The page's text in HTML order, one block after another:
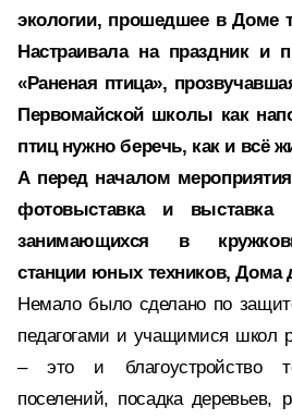
экологии, прошедшее в Доме
Настраивала на праздник и
«Раненая птица»,
Первомайской школы как
птиц нужно беречь, как и всё
А перед началом
фотовыставка и выставка
занимающихся в
станции юных техников, Дома
Немало было сделано по
педагогами и учащимися школ
– это и благоустройство
поселений, посадка деревьев,